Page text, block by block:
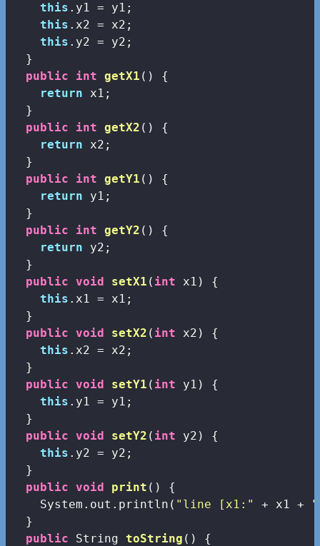
this .y1 = y1;
this .x2 = x2;
this .y2 = y2;
  }
public
int getX1 ()
{
return x1;
  }
public
int getX2 ()
{
return x2;
  }
public
int getY1 ()
{
return y1;
  }
public
int getY2 ()
{
return y2;
  }
public void setX1 ( int x1)
{
this .x1 = x1;
  }
public void setX2 ( int x2)
{
this .x2 = x2;
  }
public void setY1 ( int y1)
{
this .y1 = y1;
  }
public void setY2 ( int y2)
{
this .y2 = y2;
  }
public void print ()
{
    System.out.println(
"line [x1:" + x1 +
  }
public String toString () {